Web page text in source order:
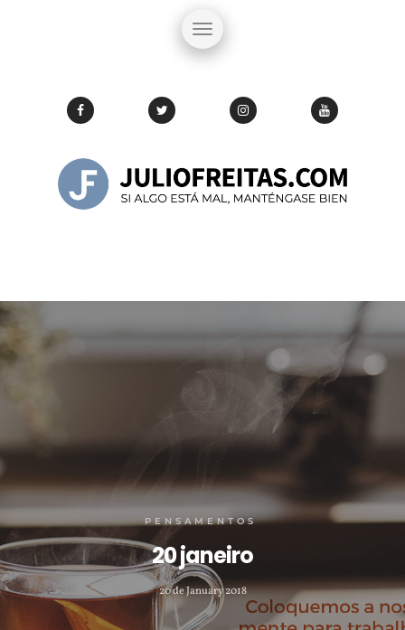
PENSAMENTOS
20 janeiro
20 de January 2018